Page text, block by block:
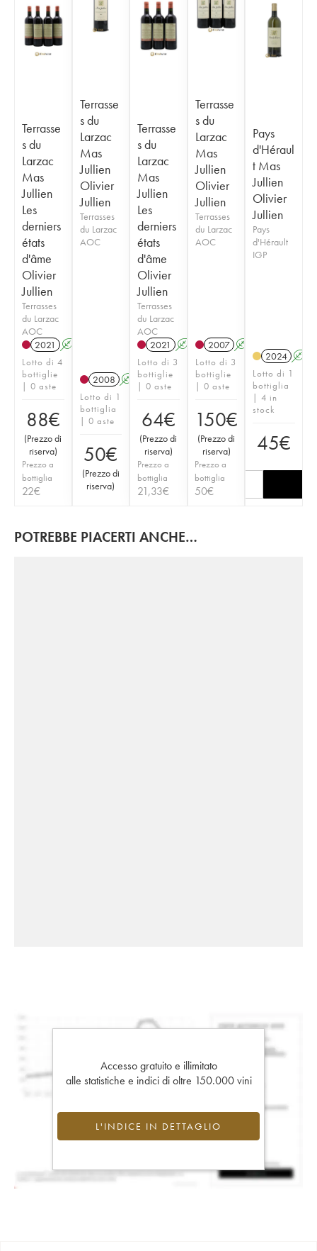
Terrasse
s du
Larzac
Mas
Jullien
Les
derniers
états
d'âme
Olivier
Jullien
Terrasses
du Larzac
AOC
2021
A
Lotto di 4
bottiglie
| 0 aste
88€
(Prezzo di
riserva)
Prezzo a
bottiglia
22€
Terrasse
s du
Larzac
Mas
Jullien
Olivier
Jullien
Terrasses
du Larzac
AOC
2008 A
Lotto di 1
bottiglia
| 0 aste
50€
(Prezzo di
riserva)
Terrasse
s du
Larzac
Mas
Jullien
Les
derniers
états
d'âme
Olivier
Jullien
Terrasses
du Larzac
AOC
2021
A
Lotto di 3
bottiglie
| 0 aste
64€
(Prezzo di
riserva)
Prezzo a
bottiglia
21,33€
Terrasse
s du
Larzac
Mas
Jullien
Olivier
Jullien
Terrasses
du Larzac
AOC
2007 A
Lotto di 3
bottiglie
| 0 aste
150€
(Prezzo di
riserva)
Prezzo a
bottiglia
50€
Pays
d'Héraul
t Mas
Jullien
Olivier
Jullien
Pays
d'Hérault
IGP
2024 A
Lotto di 1
bottiglia
| 4 in
stock
45€
POTREBBE PIACERTI ANCHE…
Accesso gratuito e illimitato
alle statistiche e indici di oltre 150.000 vini
L'INDICE IN DETTAGLIO